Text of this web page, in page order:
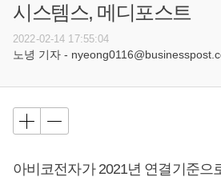
시스템스, 메디포스트
2022-02-14 17:55:04
노녕 기자 -
아비코전자가 2021년 연결기준으